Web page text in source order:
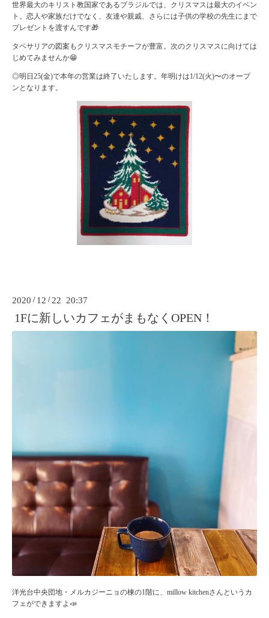
世界最大のキリスト教国家であるブラジルでは、クリスマスは最大のイベン
ト。恋人や家族だけでなく、友達や親戚、さらには子供の学校の先生にまで
プレゼントを渡すんです🎁
タペサリアの図案もクリスマスモチーフが豊富。次のクリスマスに向けては
じめてみませんか😁
◎明日25(金)で本年の営業は終了いたします。年明けは1/12(火)〜のオープ
ンとなります。
2020 / 12 / 22 20:37
1Fに新しいカフェがまもなくOPEN！
洋光台中央団地・メルカジーニョの棟の1階に、millow kitchenさんというカ
フェができますよ📣